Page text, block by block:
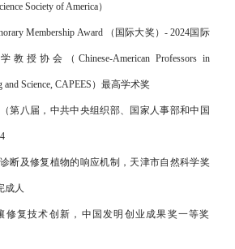
Society of America）
Membership Award （国际大奖）- 2024国际
授协会（Chinese-American Professors in
and Science, CAPEES）最高学术奖
第八届，中共中央组织部、国家人事部和中国
断及修复植物的响应机制，天津市自然科学奖
成人
修复技术创新，中国发明创业成果奖一等奖